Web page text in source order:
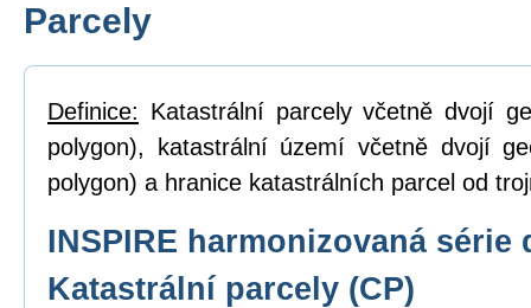
Parcely
Definice: Katastrální parcely včetně dvojí
polygon), katastrální území včetně dvojí
polygon) a hranice katastrálních parcel od
INSPIRE harmonizovaná série
Katastrální parcely (CP)